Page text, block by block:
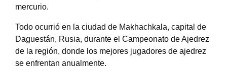
mercurio.
Todo ocurrió en la ciudad de Makhachkala, capital de
Daguestán, Rusia, durante el Campeonato de Ajedrez
de la región, donde los mejores jugadores de ajedrez
se enfrentan anualmente.